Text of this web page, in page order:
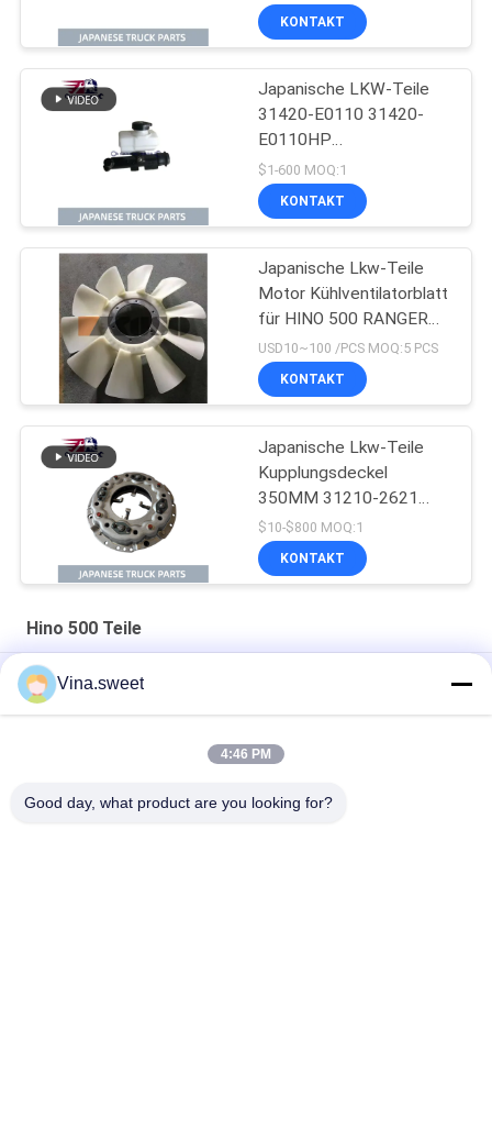
11101-E0541
KONTAKT
Japanische LKW-Teile
31420-E0110 31420-
E0110HP
Kupplungsnehmerzylinder
für HINO 500 J08E
$1-600 MOQ:1
KONTAKT
Japanische Lkw-Teile
Motor Kühlventilatorblatt
für HINO 500 RANGER
J08E EURO 4 10
BLADES
USD10~100 /PCS MOQ:5 PCS
KONTAKT
Japanische Lkw-Teile
Kupplungsdeckel
350MM 31210-2621
HNC540 Für HINO 500
RANGER Lkw J08C
J08CT zum Verkauf
$10-$800 MOQ:1
KONTAKT
Hino 500 Teile
Einspritzpumpe Hino HINO 500 Förster-J08C 500 Teile
Maschinenteile Hino J08E des Lkw-Motor-S130A-E0101
Vina.sweet
4:46 PM
Good day, what product are you looking for?